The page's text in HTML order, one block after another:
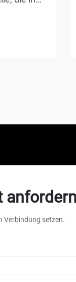
anfordern
Verbindung setzen.